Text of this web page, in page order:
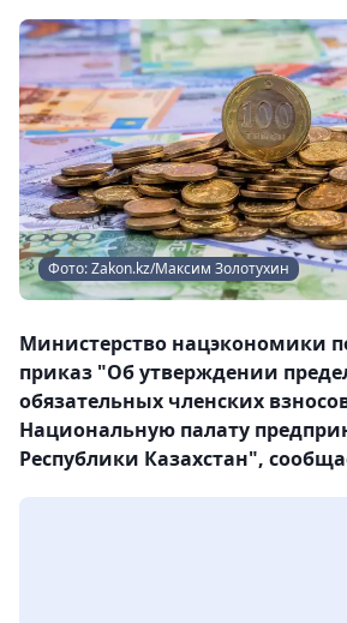
Фото: Zakon.kz/Максим Золотухин
Министерство нацэкономики
приказ "Об утверждении
обязательных членских
Национальную палату
Республики Казахстан",